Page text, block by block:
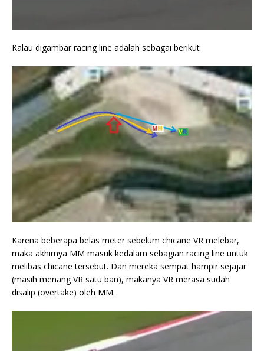
Kalau digambar racing line adalah sebagai berikut
Karena beberapa belas meter sebelum chicane VR melebar,
maka akhirnya MM masuk kedalam sebagian racing line untuk
melibas chicane tersebut. Dan mereka sempat hampir sejajar
(masih menang VR satu ban), makanya VR merasa sudah
disalip (overtake) oleh MM.